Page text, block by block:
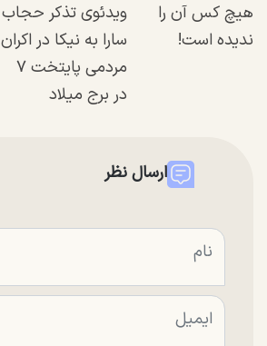
هیچ کس آن را
ندیده است!
ویدئوی تذکر حجاب
سارا به نیکا در اکران
مردمی پایتخت ۷
در برج میلاد
ارسال نظر